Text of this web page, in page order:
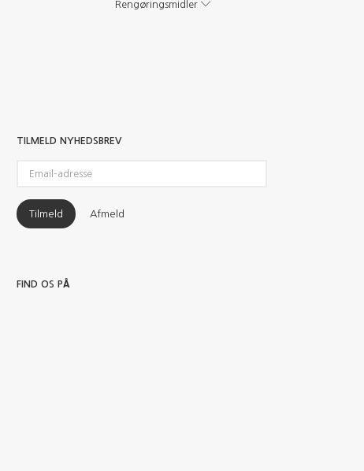
Rengøringsmidler
TILMELD NYHEDSBREV
adresse
Tilmeld Afmeld
FIND OS PÅ